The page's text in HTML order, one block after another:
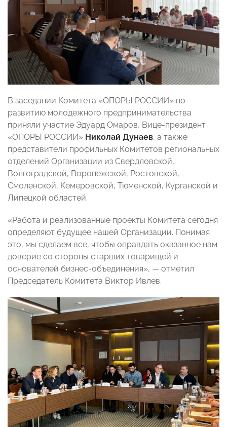
В заседании Комитета «ОПОРЫ РОССИИ» по
развитию молодежного предпринимательства
приняли участие Эдуард Омаров, Вице-президент
«ОПОРЫ РОССИИ» Николай Дунаев, а также
представители профильных Комитетов региональных
отделений Организации из Свердловской,
Волгоградской, Воронежской, Ростовской,
Смоленской, Кемеровской, Тюменской, Курганской и
Липецкой областей.
«Работа и реализованные проекты Комитета сегодня
определяют будущее нашей Организации. Понимая
это, мы сделаем все, чтобы оправдать оказанное нам
доверие со стороны старших товарищей и
основателей бизнес-объединения», — отметил
Председатель Комитета Виктор Ивлев.